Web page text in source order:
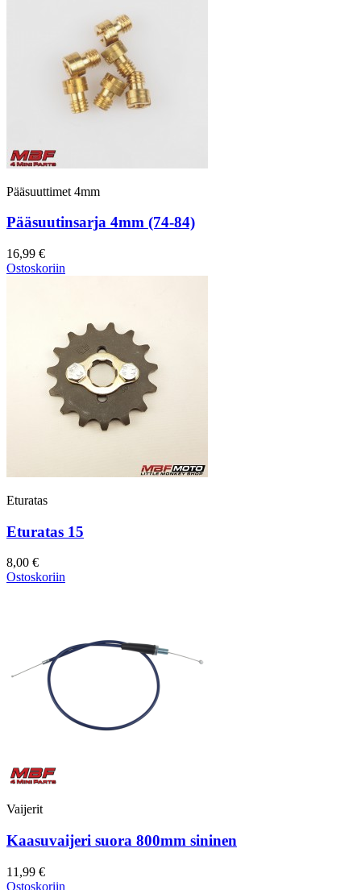
Pääsuuttimet 4mm
Pääsuutinsarja 4mm (74-84)
16,99 €
Ostoskoriin
Eturatas
Eturatas 15
8,00 €
Ostoskoriin
Vaijerit
Kaasuvaijeri suora 800mm sininen
11,99 €
Ostoskoriin